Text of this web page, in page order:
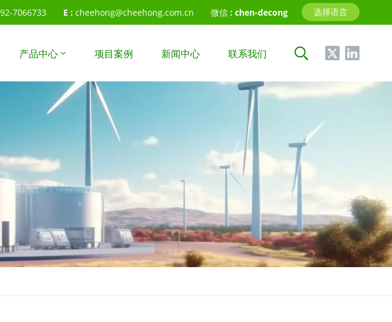
选择语言
English
7066733 E : cheehong@cheehong.com.cn 微信 : chen-decong
产品中心 项目案例 新闻中心 联系我们